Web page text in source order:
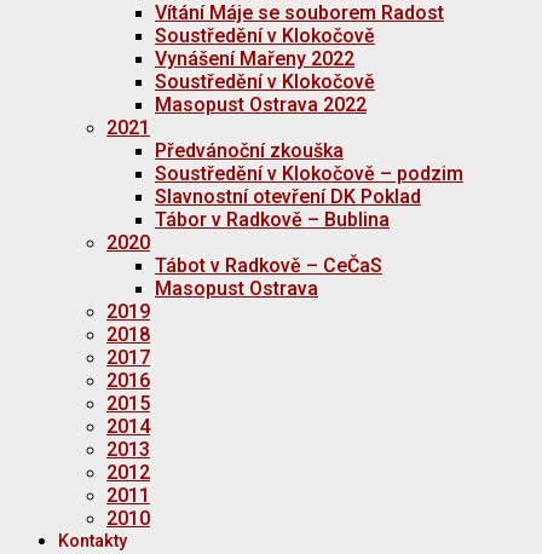
Vítání Máje se souborem Radost
Soustředění v Klokočově
Vynášení Mařeny 2022
Soustředění v Klokočově
Masopust Ostrava 2022
2021
Předvánoční zkouška
Soustředění v Klokočově – podzim
Slavnostní otevření DK Poklad
Tábor v Radkově – Bublina
2020
Tábot v Radkově – CeČaS
Masopust Ostrava
2019
2018
2017
2016
2015
2014
2013
2012
2011
2010
Kontakty